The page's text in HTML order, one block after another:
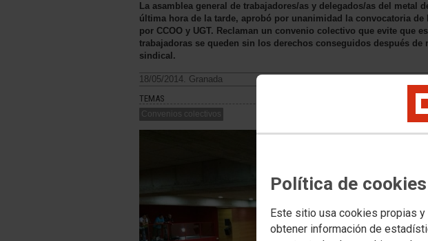
Política de cookies
Este sitio usa cookies propias
obtener información de
La asamblea general de trabajadores/as y delegados/as del metal
última hora de la tarde, aprobó por unanimidad la convocatoria de
por CCOO y UGT. Reclaman un convenio colectivo que evite que
trabajadoras se queden sin los derechos conseguidos después de
sindical.
18/05/2014. Granada
TEMAS
Convenios colectivos